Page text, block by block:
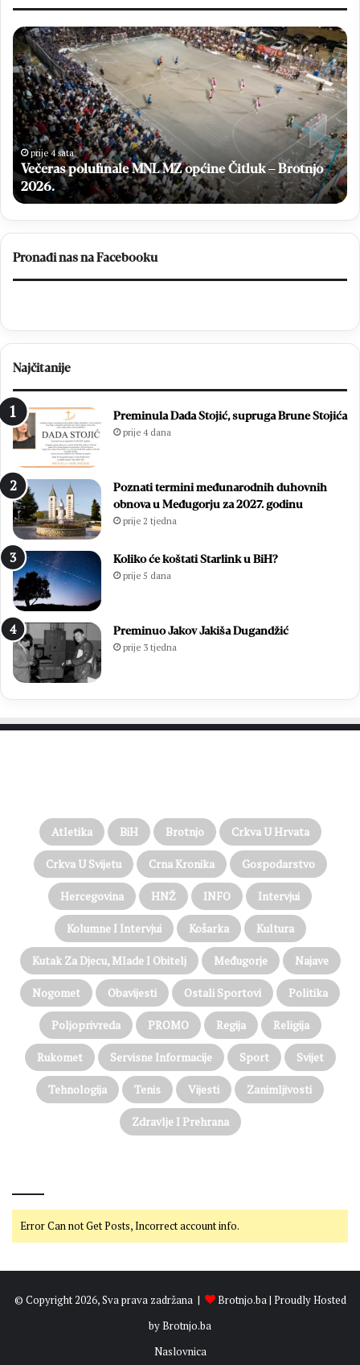
Večeras
polufinale
MNL
MZ
općine
Čitluk
–
Brotnjo
2026.
prije 4 sata
Večeras polufinale MNL MZ općine Čitluk – Brotnjo
2026.
je
i
u
Pronađi nas na Facebooku
Najčitanije
Preminula Dada Stojić, supruga Brune Stojića
prije 4 dana
Poznati termini međunarodnih duhovnih
obnova u Međugorju za 2027. godinu
prije 2 tjedna
Koliko će koštati Starlink u BiH?
prije 5 dana
Preminuo Jakov Jakiša Dugandžić
prije 3 tjedna
Atletika BiH Brotnjo Crkva U Hrvata
Crkva U Svijetu Crna Kronika Gospodarstvo
Hercegovina HNŽ INFO Intervjui
Kolumne I Intervjui Košarka Kultura
Kutak Za Djecu, Mlade I Obitelj Međugorje Najave
Nogomet Obavijesti Ostali Sportovi Politika
Poljoprivreda PROMO Regija Religija
Rukomet Servisne Informacije Sport Svijet
Tehnologija Tenis Vijesti Zanimljivosti
Zdravlje I Prehrana
Error Can not Get Posts, Incorrect account info.
© Copyright 2026, Sva prava zadržana | Brotnjo.ba| Proudly Hosted
byBrotnjo.ba
Naslovnica